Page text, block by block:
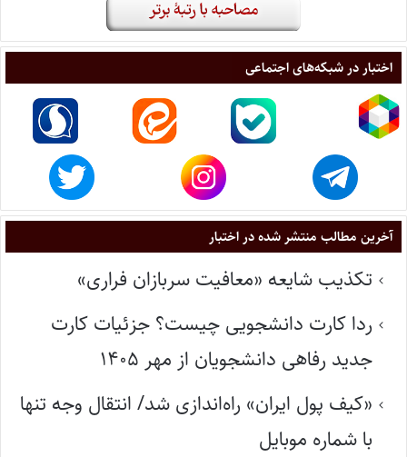
اختبار در شبکه‌های اجتماعی
آخرین مطالب منتشر شده در اختبار
تکذیب شایعه «معافیت سربازان فراری»
ردا کارت دانشجویی چیست؟ جزئیات کارت
جدید رفاهی دانشجویان از مهر ۱۴۰۵
«کیف پول ایران» راه‌اندازی شد/ انتقال وجه تنها
با شماره موبایل